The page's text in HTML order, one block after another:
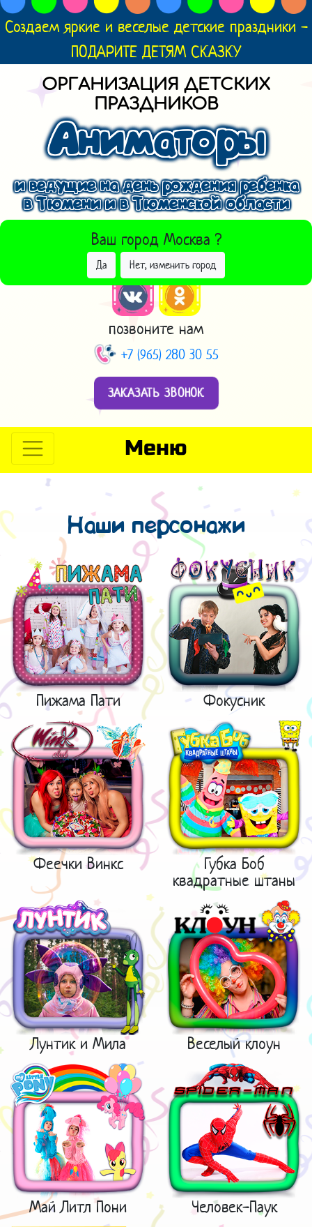
Создаем яркие и веселые детские праздники -
ПОДАРИТЕ ДЕТЯМ СКАЗКУ
ОРГАНИЗАЦИЯ ДЕТСКИХ
ПРАЗДНИКОВ
Аниматоры
и ведущие на день рождения ребенка
в Тюмени и в Тюменской области
Ваш город Москва ?
Да Нет, изменить город
ВЫБРАТЬ ДРУГОЙ ГОРОД
позвоните нам
+7 (965) 280 30 55
ЗАКАЗАТЬ ЗВОНОК
Меню
Наши персонажи
Пижама Пати Фокусник
Феечки Винкс
Губка Боб
квадратные штаны
Лунтик и Мила Веселый клоун
Май Литл Пони Человек-Паук